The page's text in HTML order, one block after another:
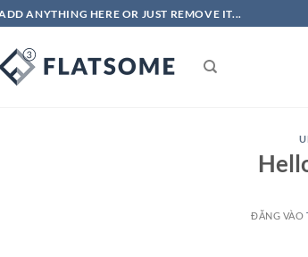
ANYTHING HERE OR JUST REMOVE IT...
ĐĂNG VÀO